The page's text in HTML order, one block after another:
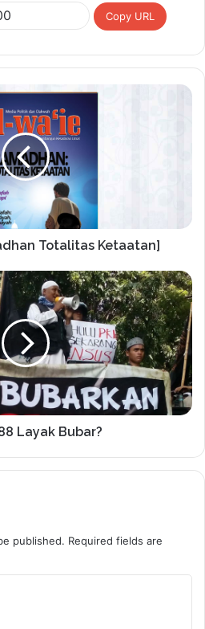
Copy URL
Totalitas Ketaatan]
Layak Bubar?
published. Required fields are